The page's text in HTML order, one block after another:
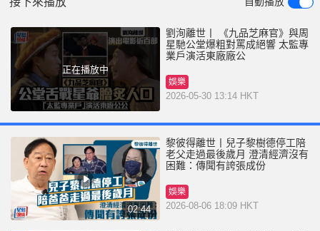
正在播放中
劉洵離世丨 《九品芝麻官》與周
星馳公堂爆粗對罵成絕響 太監專
業戶演活東廠廠公
娛樂
2026-05-30 13:14 HKT
02:44
黎彼得離世丨兒子黎樹德停工陪
老父走過最後歲月 澄清經濟沒有
困難：傳聞有誇張成份
娛樂
2026-08-06 18:09 HKT